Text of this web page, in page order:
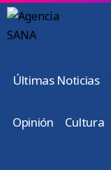
Últimas Noticias
Opinión Cultura